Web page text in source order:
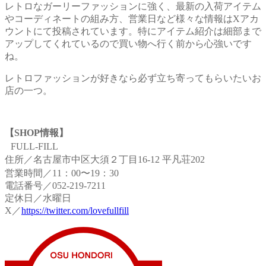
レトロなガーリーファッションに強く、最新の入荷アイテム
やコーディネートの組み方、営業日など様々な情報はXアカ
ウントにて投稿されています。特にアイテム紹介は細部まで
アップしてくれているので買い物へ行く前から心強いです
ね。
レトロファッションが好きなら必ず立ち寄ってもらいたいお
店の一つ。
【SHOP情報】
FULL-FILL
住所／名古屋市中区大須２丁目16-12 平凡荘202
営業時間／11：00〜19：30
電話番号／052-219-7211
定休日／水曜日
X／https://twitter.com/lovefullfill